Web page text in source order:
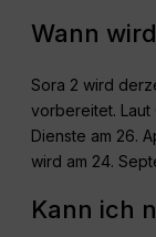
Wann
Sora 2 wird
vorbereitet.
Dienste am 26.
wird am 24.
Kann ich